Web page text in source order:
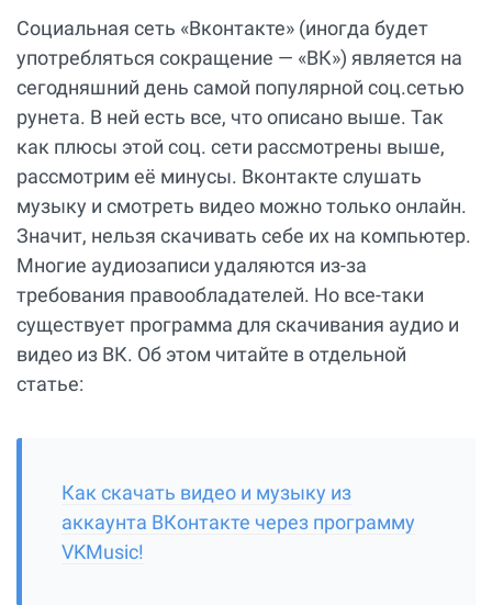
Социальная сеть «Вконтакте» (иногда будет
употребляться сокращение — «ВК») является на
сегодняшний день самой популярной соц.сетью
рунета. В ней есть все, что описано выше. Так
как плюсы этой соц. сети рассмотрены выше,
рассмотрим её минусы. Вконтакте слушать
музыку и смотреть видео можно только онлайн.
Значит, нельзя скачивать себе их на компьютер.
Многие аудиозаписи удаляются из-за
требования правообладателей. Но все-таки
существует программа для скачивания аудио и
видео из ВК. Об этом читайте в отдельной
статье:
Как скачать видео и музыку из
аккаунта ВКонтакте через программу
VKMusic!